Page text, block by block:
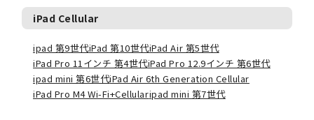
iPad Cellular
ipad 第9世代iPad 第10世代iPad Air 第5世代
iPad Pro 11インチ 第4世代iPad Pro 12.9インチ 第6世代
ipad mini 第6世代iPad Air 6th Generation Cellular
iPad Pro M4 Wi-Fi+Cellularipad mini 第7世代